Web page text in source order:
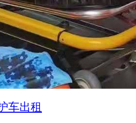
车出租